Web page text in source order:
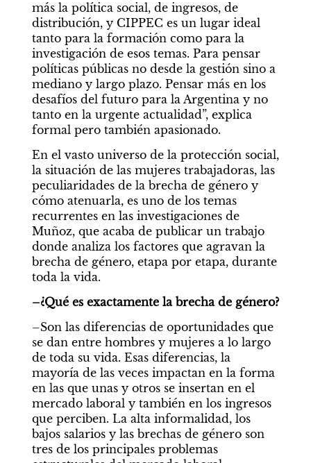
más la política social, de ingresos, de
distribución, y CIPPEC es un lugar ideal
tanto para la formación como para la
investigación de esos temas. Para pensar
políticas públicas no desde la gestión sino a
mediano y largo plazo. Pensar más en los
desafíos del futuro para la Argentina y no
tanto en la urgente actualidad”, explica
formal pero también apasionado.
En el vasto universo de la protección social,
la situación de las mujeres trabajadoras, las
peculiaridades de la brecha de género y
cómo atenuarla, es uno de los temas
recurrentes en las investigaciones de
Muñoz, que acaba de publicar un trabajo
donde analiza los factores que agravan la
brecha de género, etapa por etapa, durante
toda la vida.
–¿Qué es exactamente la brecha de género?
–Son las diferencias de oportunidades que
se dan entre hombres y mujeres a lo largo
de toda su vida. Esas diferencias, la
mayoría de las veces impactan en la forma
en las que unas y otros se insertan en el
mercado laboral y también en los ingresos
que perciben. La alta informalidad, los
bajos salarios y las brechas de género son
tres de los principales problemas